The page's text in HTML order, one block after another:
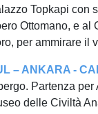
Topkapi con
Ottomano, e
per ammirare il
– ANKARA -
Partenza
delle Civiltà